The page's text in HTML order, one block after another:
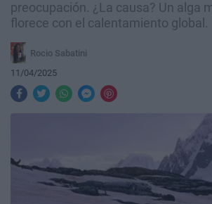
preocupación. ¿La causa? Un alga
florece con el calentamiento global.
Rocio Sabatini
11/04/2025